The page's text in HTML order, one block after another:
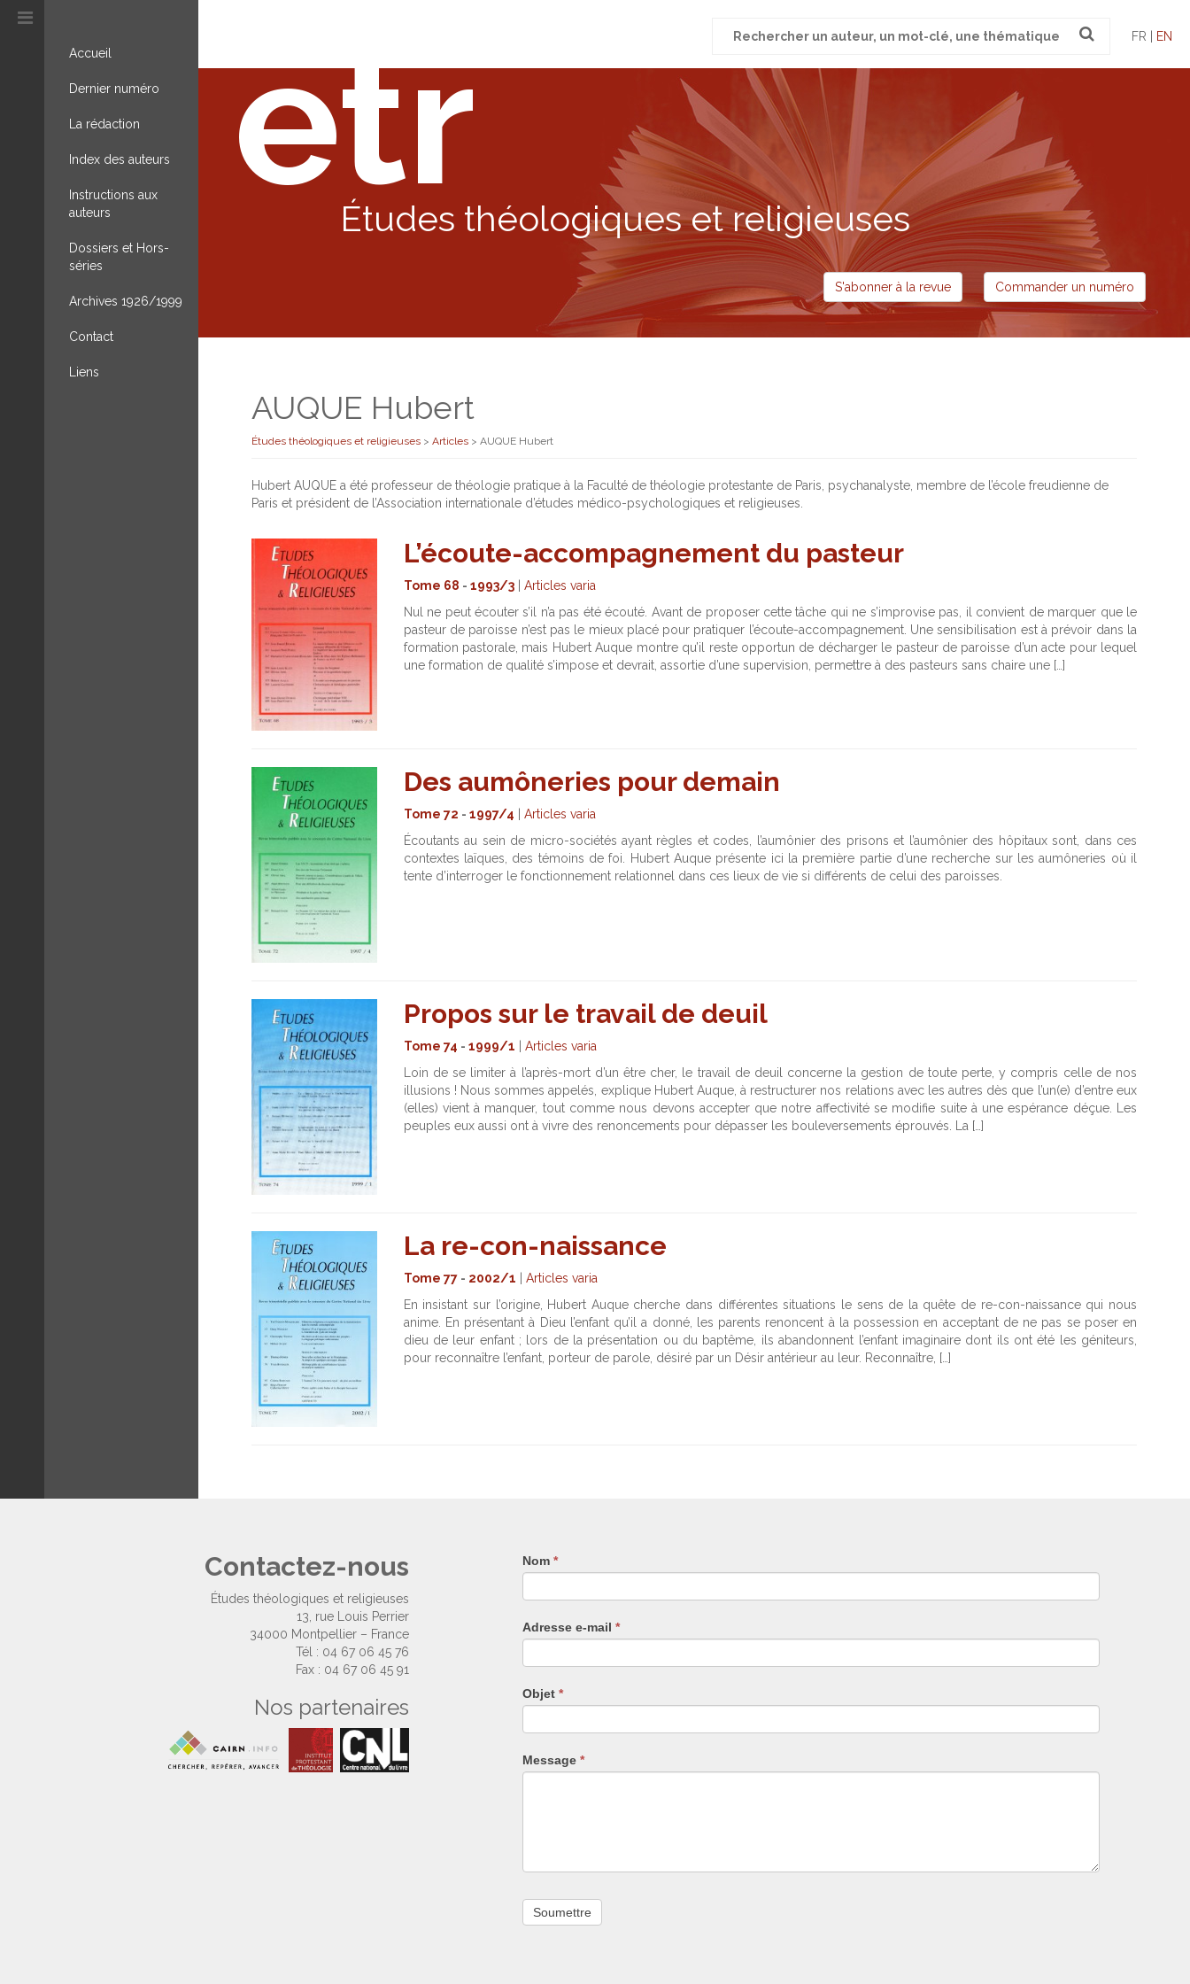
Accueil
Dernier numéro
La rédaction
Index des auteurs
Instructions aux
auteurs
Dossiers et Hors-
séries
Archives 1926/1999
Contact
Liens
pour
FR | EN
etr
Études théologiques et religieuses
S'abonner à la revue Commander un numéro
AUQUE Hubert
Études théologiques et religieuses > Articles > AUQUE Hubert
Hubert AUQUE a été professeur de théologie pratique à la Faculté de théologie protestante de Paris, psychanalyste, membre de l’école freudienne de
Paris et président de l’Association internationale d’études médico-psychologiques et religieuses.
L’écoute-accompagnement du pasteur
Tome 68 - 1993/3| Articles varia
Nul ne peut écouter s’il n’a pas été écouté. Avant de proposer cette tâche qui ne s’improvise pas, il convient de marquer que le
pasteur de paroisse n’est pas le mieux placé pour pratiquer l’écoute-accompagnement. Une sensibilisation est à prévoir dans la
formation pastorale, mais Hubert Auque montre qu’il reste opportun de décharger le pasteur de paroisse d’un acte pour lequel
une formation de qualité s’impose et devrait, assortie d’une supervision, permettre à des pasteurs sans chaire une […]
Des aumôneries pour demain
Tome 72 - 1997/4
Articles varia
Écoutants au sein de micro-sociétés ayant règles et codes, l’aumônier des prisons et l’aumônier des hôpitaux sont, dans ces
contextes laïques, des témoins de foi. Hubert Auque présente ici la première partie d’une recherche sur les aumôneries où il
tente d’interroger le fonctionnement relationnel dans ces lieux de vie si différents de celui des paroisses.
Propos sur le travail de deuil
Tome 74 - 1999/1
Articles varia
Loin de se limiter à l’après-mort d’un être cher, le travail de deuil concerne la gestion de toute perte, y compris celle de nos
illusions ! Nous sommes appelés, explique Hubert Auque, à restructurer nos relations avec les autres dès que l’un(e) d’entre eux
(elles) vient à manquer, tout comme nous devons accepter que notre affectivité se modifie suite à une espérance déçue. Les
peuples eux aussi ont à vivre des renoncements pour dépasser les bouleversements éprouvés. La […]
La re-con-naissance
Tome 77- 2002/1
Articles varia
En insistant sur l’origine, Hubert Auque cherche dans différentes situations le sens de la quête de re-con-naissance qui nous
anime. En présentant à Dieu l’enfant qu’il a donné, les parents renoncent à la possession en acceptant de ne pas se poser en
dieu de leur enfant ; lors de la présentation ou du baptême, ils abandonnent l’enfant imaginaire dont ils ont été les géniteurs,
pour reconnaître l’enfant, porteur de parole, désiré par un Désir antérieur au leur. Reconnaître, […]
Contactez-nous
Études théologiques et religieuses
13, rue Louis Perrier
34000 Montpellier – France
Tél : 04 67 06 45 76
Fax : 04 67 06 45 91
Nos partenaires
Nom *
Adresse e-mail *
Objet *
Message *
Si
vous
êtes
humain,
remplissez
ce